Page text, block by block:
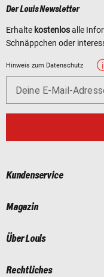
Der Louis Newsletter
Erhalte kostenlosalle
Schnäppchen oder
Hinweis zum Datenschutz
Deine E-Mail-
Kundenservice
Magazin
Über Louis
Rechtliches